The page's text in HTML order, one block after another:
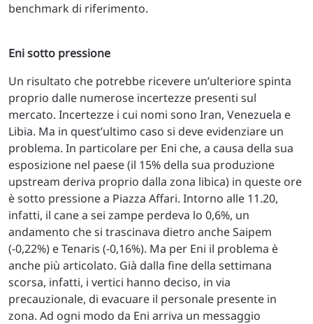
benchmark di riferimento.
Eni sotto pressione
Un risultato che potrebbe ricevere un’ulteriore spinta
proprio dalle numerose incertezze presenti sul
mercato. Incertezze i cui nomi sono Iran, Venezuela e
Libia. Ma in quest’ultimo caso si deve evidenziare un
problema. In particolare per Eni che, a causa della sua
esposizione nel paese (il 15% della sua produzione
upstream deriva proprio dalla zona libica) in queste ore
è sotto pressione a Piazza Affari. Intorno alle 11.20,
infatti, il cane a sei zampe perdeva lo 0,6%, un
andamento che si trascinava dietro anche Saipem
(-0,22%) e Tenaris (-0,16%). Ma per Eni il problema è
anche più articolato. Già dalla fine della settimana
scorsa, infatti, i vertici hanno deciso, in via
precauzionale, di evacuare il personale presente in
zona. Ad ogni modo da Eni arriva un messaggio